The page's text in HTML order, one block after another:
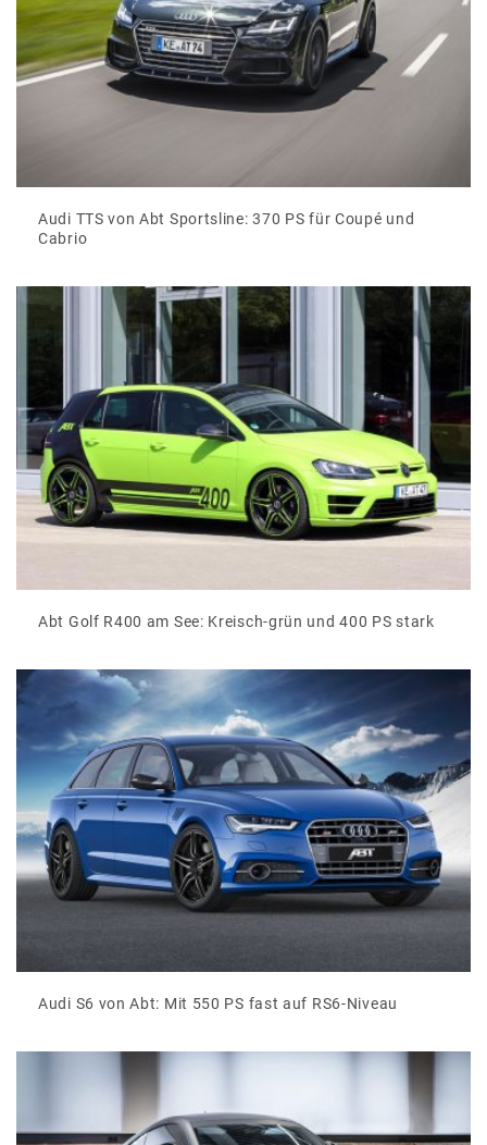
Audi TTS von Abt Sportsline: 370 PS für Coupé und
Cabrio
Abt Golf R400 am See: Kreisch-grün und 400 PS stark
Audi S6 von Abt: Mit 550 PS fast auf RS6-Niveau